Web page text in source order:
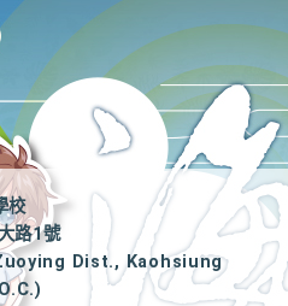
校
路1號
Dist., Kaohsiung